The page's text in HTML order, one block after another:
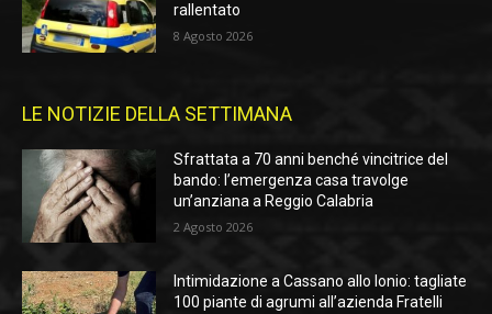
rallentato
8 Agosto 2026
LE NOTIZIE DELLA SETTIMANA
Sfrattata a 70 anni benché vincitrice del
bando: l’emergenza casa travolge
un’anziana a Reggio Calabria
2 Agosto 2026
Intimidazione a Cassano allo Ionio: tagliate
100 piante di agrumi all’azienda Fratelli